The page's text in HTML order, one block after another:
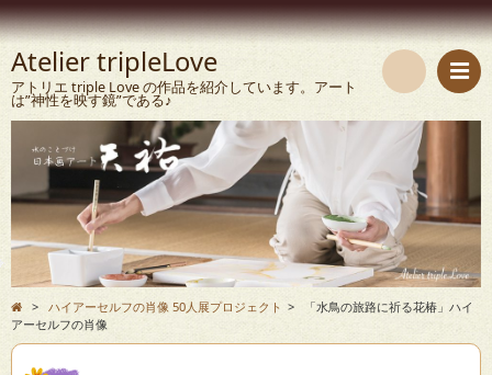
Atelier tripleLove
アトリエ triple Love の作品を紹介しています。アート
は”神性を映す鏡”である♪
検
> ハイアーセルフの肖像 50人展プロジェクト >
「水鳥の旅路に祈る花椿」ハイ
アーセルフの肖像